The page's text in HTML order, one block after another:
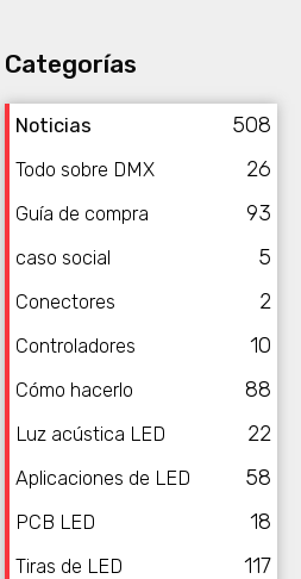
Categorías
Noticias 508
Todo sobre DMX 26
Guía de compra 93
caso social 5
Conectores 2
Controladores 10
Cómo hacerlo 88
Luz acústica LED 22
Aplicaciones de LED 58
PCB LED 18
Tiras de LED 117